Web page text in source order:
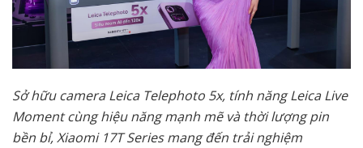
Sở hữu camera Leica Telephoto 5x, tính năng Leica Live
Moment cùng hiệu năng mạnh mẽ và thời lượng pin
bền bỉ, Xiaomi 17T Series mang đến trải nghiệm